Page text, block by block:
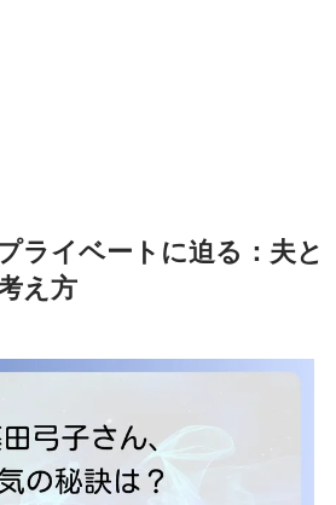
ライベートに迫る：夫と
え方